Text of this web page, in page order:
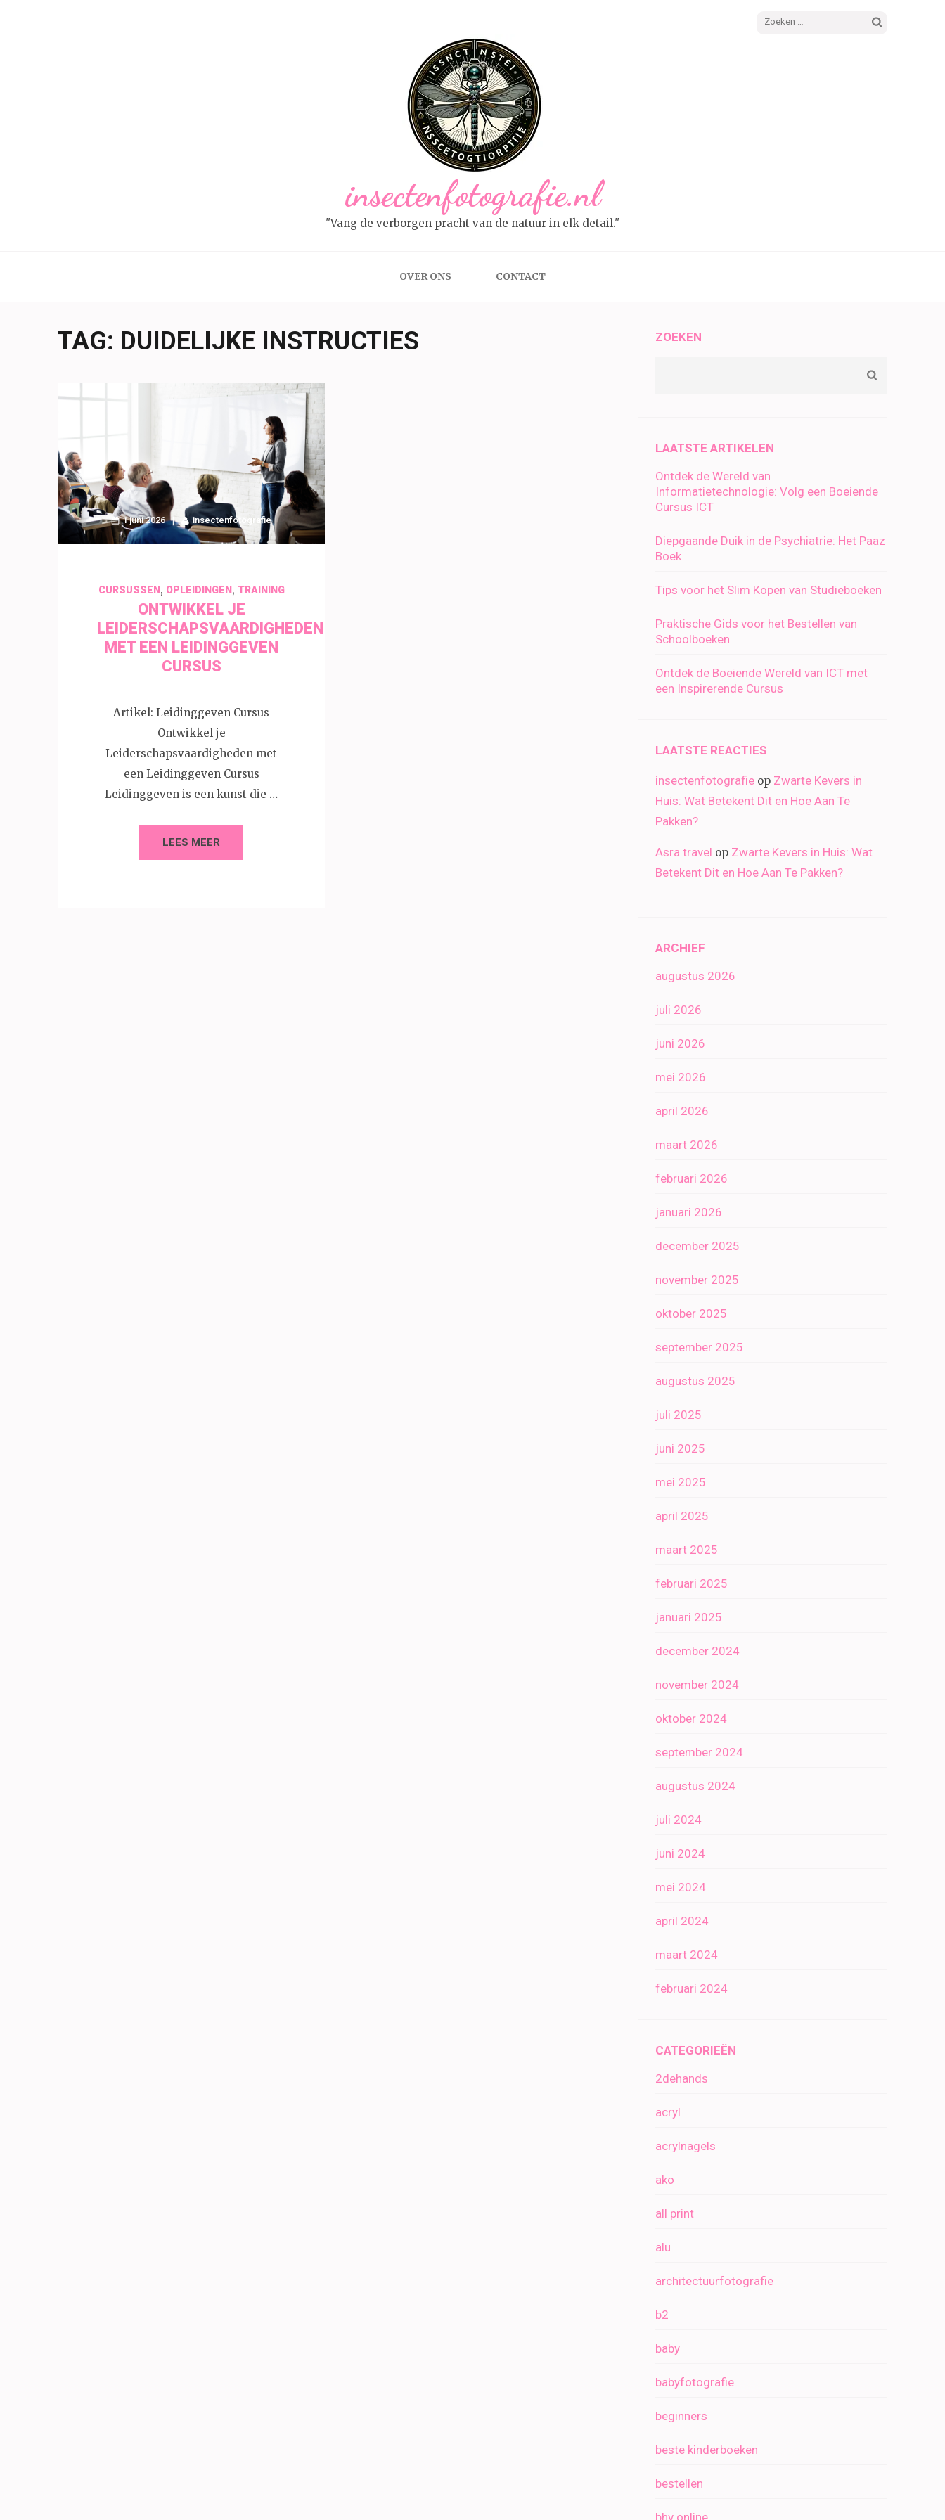
Zoeken
insectenfotografie.nl
"Vang de verborgen pracht van de natuur in elk detail."
OVER ONS CONTACT
TAG: DUIDELIJKE INSTRUCTIES
1 juni 2026 insectenfotografie
CURSUSSEN, OPLEIDINGEN, TRAINING
ONTWIKKEL JE
LEIDERSCHAPSVAARDIGHEDEN
MET EEN LEIDINGGEVEN
CURSUS
Artikel: Leidinggeven Cursus
Ontwikkel je
Leiderschapsvaardigheden met
een Leidinggeven Cursus
Leidinggeven is een kunst die …
LEES MEER
ZOEKEN
LAATSTE ARTIKELEN
Ontdek de Wereld van
Informatietechnologie: Volg een Boeiende
Cursus ICT
Diepgaande Duik in de Psychiatrie: Het Paaz
Boek
Tips voor het Slim Kopen van Studieboeken
Praktische Gids voor het Bestellen van
Schoolboeken
Ontdek de Boeiende Wereld van ICT met
een Inspirerende Cursus
LAATSTE REACTIES
insectenfotografie op Zwarte Kevers in
Huis: Wat Betekent Dit en Hoe Aan Te
Pakken?
Asra travel op Zwarte Kevers in Huis: Wat
Betekent Dit en Hoe Aan Te Pakken?
ARCHIEF
augustus 2026
juli 2026
juni 2026
mei 2026
april 2026
maart 2026
februari 2026
januari 2026
december 2025
november 2025
oktober 2025
september 2025
augustus 2025
juli 2025
juni 2025
mei 2025
april 2025
maart 2025
februari 2025
januari 2025
december 2024
november 2024
oktober 2024
september 2024
augustus 2024
juli 2024
juni 2024
mei 2024
april 2024
maart 2024
februari 2024
CATEGORIEËN
2dehands
acryl
acrylnagels
ako
all print
alu
architectuurfotografie
b2
baby
babyfotografie
beginners
beste kinderboeken
bestellen
bhv online